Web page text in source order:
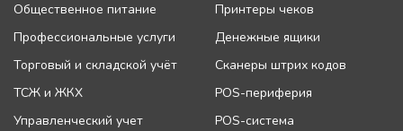
Общественное питание
Профессиональные услуги
Торговый и складской учёт
ТСЖ и ЖКХ
Управленческий учет
Принтеры чеков
Денежные ящики
Сканеры штрих кодов
POS-периферия
POS-система